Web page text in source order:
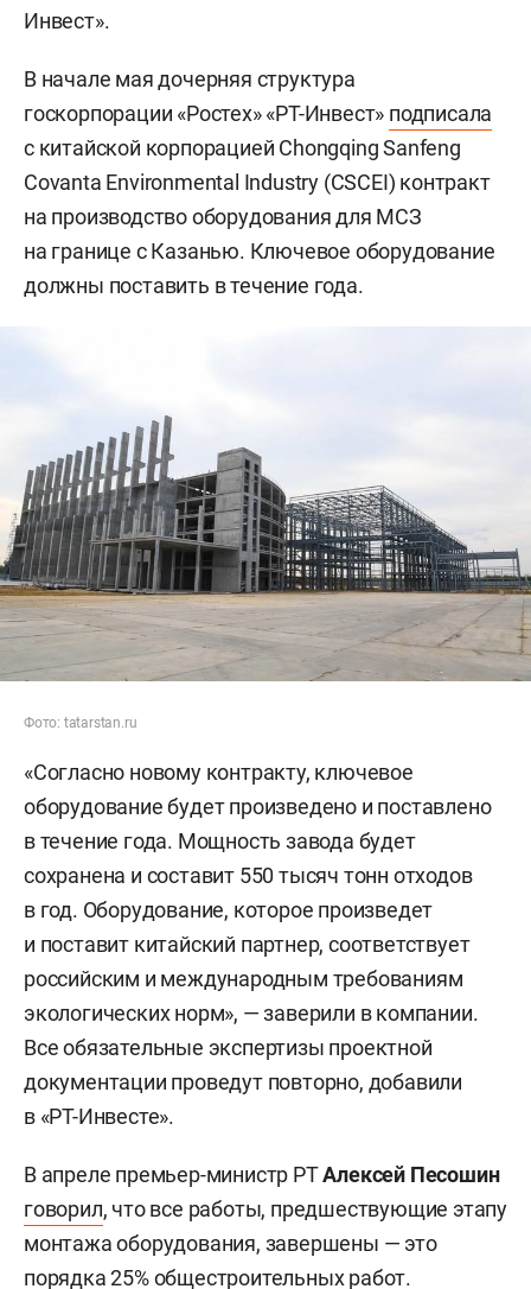
Инвест».
В начале мая дочерняя структура
госкорпорации «Ростех» «РТ-Инвест» подписала
c китайской корпорацией Chongqing Sanfeng
Covanta Environmental Industry (CSCEI) контракт
на производство оборудования для МСЗ
на границе с Казанью. Ключевое оборудование
должны поставить в течение года.
Фото: tatarstan.ru
«Согласно новому контракту, ключевое
оборудование будет произведено и поставлено
в течение года. Мощность завода будет
сохранена и составит 550 тысяч тонн отходов
в год. Оборудование, которое произведет
и поставит китайский партнер, соответствует
российским и международным требованиям
экологических норм», — заверили в компании.
Все обязательные экспертизы проектной
документации проведут повторно, добавили
в «РТ-Инвесте».
В апреле премьер-министр РТАлексей Песошин
говорил, что все работы, предшествующие этапу
монтажа оборудования, завершены — это
порядка 25% общестроительных работ.